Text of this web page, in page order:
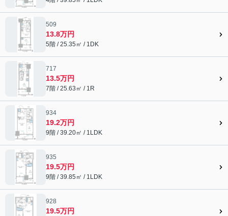
509
13.8万円
5階 / 25.35㎡ / 1DK
717
13.5万円
7階 / 25.63㎡ / 1R
934
19.2万円
9階 / 39.20㎡ / 1LDK
935
19.5万円
9階 / 39.85㎡ / 1LDK
928
19.5万円